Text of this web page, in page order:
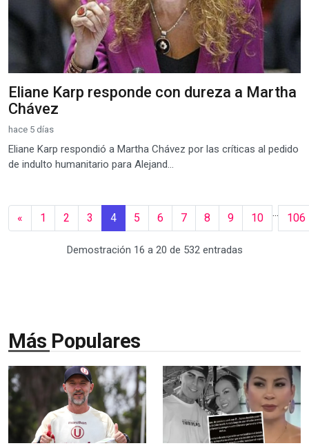
Eliane Karp responde con dureza a Martha
Chávez
hace 5 días
Eliane Karp respondió a Martha Chávez por las críticas al pedido
de indulto humanitario para Alejand...
« 1 2 3 4 5 6 7 8 9 10 ... 106
Demostración 16 a 20 de 532 entradas
Más Populares